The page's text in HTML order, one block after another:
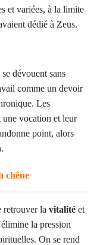
et variées, à la limite
dédié à Zeus.
dévouent sans
comme un devoir
Les
une vocation et leur
point, alors
chêne
retrouver la vitalité et
la pression
On se rend